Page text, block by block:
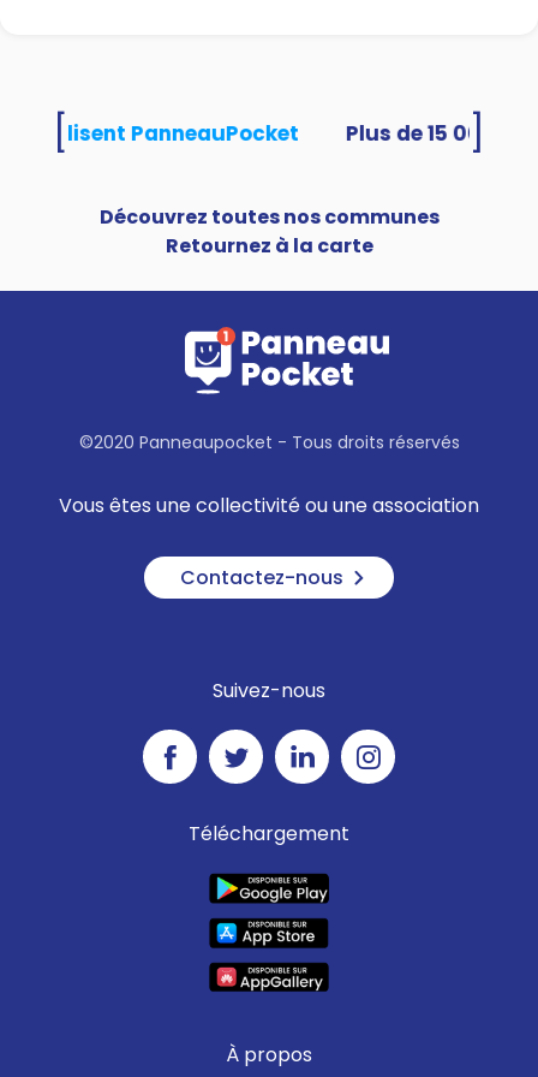
utilisent PanneauPocket
Découvrez toutes nos communes
Retournez à la carte
©2020 Panneaupocket - Tous droits réservés
Vous êtes une collectivité ou une association
Contactez-nous
Suivez-nous
Téléchargement
À propos